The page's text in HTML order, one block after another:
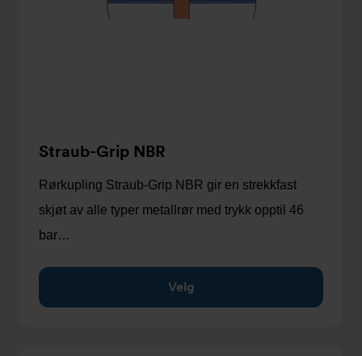
Straub-Grip NBR
Rørkupling Straub-Grip NBR gir en strekkfast
skjøt av alle typer metallrør med trykk opptil 46
bar…
Velg